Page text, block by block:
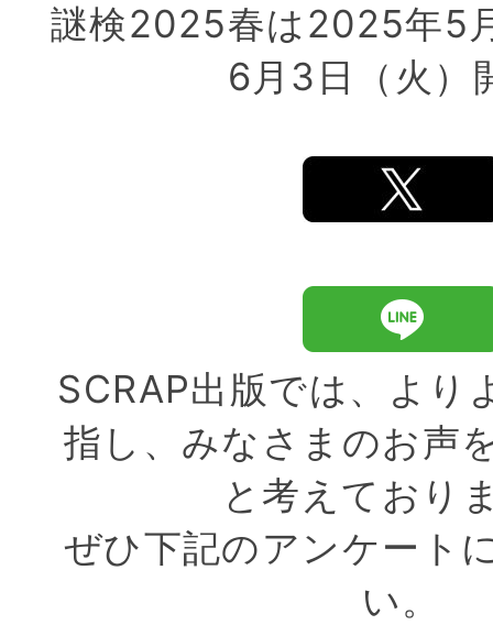
謎検2025春は2025年5
6月3日（火）
SCRAP出版では、より
指し、みなさまのお声
と考えており
ぜひ下記のアンケート
い。